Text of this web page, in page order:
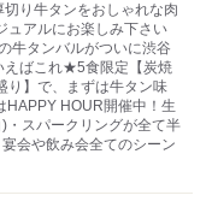
り牛タンをおしゃれな肉
ュアルにお楽しみ下さい
牛タンバルがついに渋谷
えばこれ★5食限定【炭焼
り】で、まずは牛タン味
HAPPY HOUR開催中！生
・スパークリングが全て半
会や飲み会全てのシーン